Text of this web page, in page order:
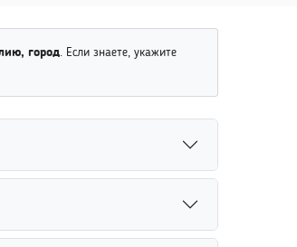
город . Если знаете, укажите
количество